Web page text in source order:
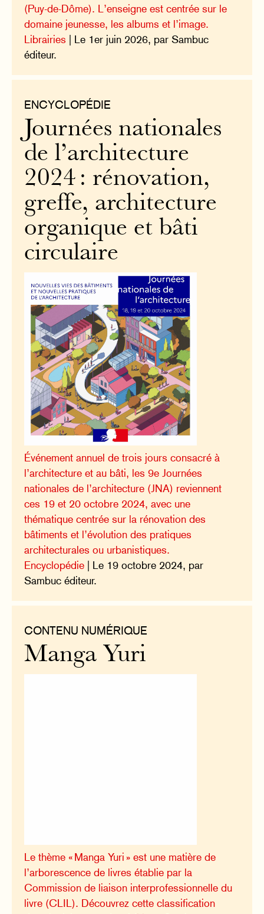
(Puy-de-Dôme). L’enseigne est centrée sur le
domaine jeunesse, les albums et l’image.
Librairies | Le 1er juin 2026, par Sambuc
éditeur.
ENCYCLOPÉDIE
Journées nationales
de l’architecture
2024 : rénovation,
greffe, architecture
organique et bâti
circulaire
Événement annuel de trois jours consacré à
l’architecture et au bâti, les 9e Journées
nationales de l’architecture (JNA) reviennent
ces 19 et 20 octobre 2024, avec une
thématique centrée sur la rénovation des
bâtiments et l’évolution des pratiques
architecturales ou urbanistiques.
Encyclopédie | Le 19 octobre 2024, par
Sambuc éditeur.
CONTENU NUMÉRIQUE
Manga Yuri
Le thème « Manga Yuri » est une matière de
l’arborescence de livres établie par la
Commission de liaison interprofessionnelle du
livre (CLIL). Découvrez cette classification